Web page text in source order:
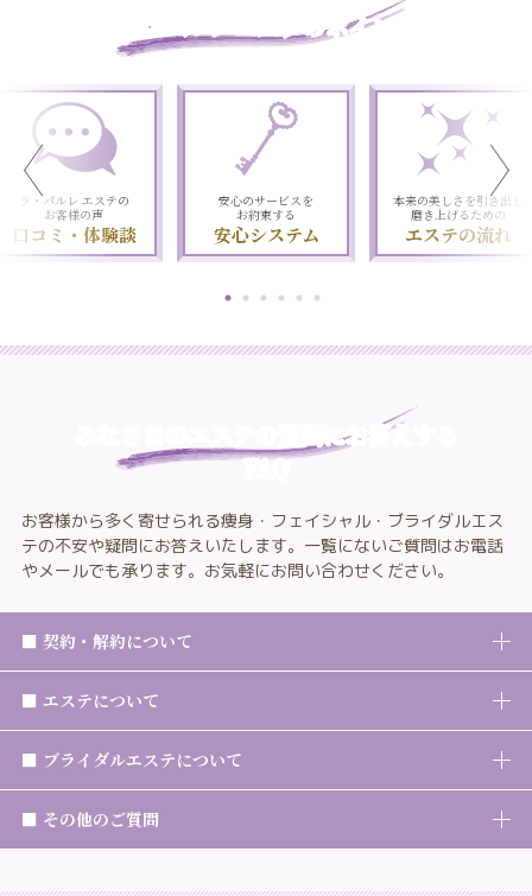
ラ・パルレ エステのポイント
ラ・パルレ エステの
お客様の声
口コミ・体験談
安心のサービスを
お約束する
安心システム
本来の美しさを引き出し
磨き上げるための
エステの流れ
みなさまのエステの質問にお答えする
FAQ
お客様から多く寄せられる痩身・フェイシャル・ブライダルエス
テの不安や疑問にお答えいたします。一覧にないご質問はお電話
やメールでも承ります。お気軽にお問い合わせください。
■ 契約・解約について
■ エステについて
■ ブライダルエステについて
■ その他のご質問